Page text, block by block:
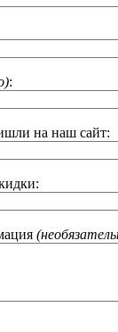
:
на наш сайт: